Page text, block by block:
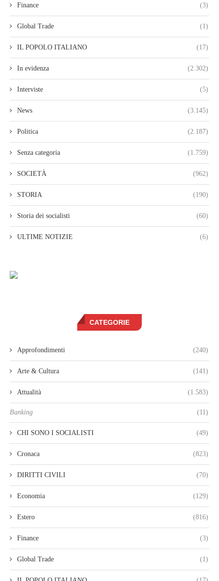
Finance (3)
Global Trade (1)
IL POPOLO ITALIANO (17)
In evidenza (2.302)
Interviste (5)
News (3.145)
Politica (2.187)
Senza categoria (1.759)
SOCIETÀ (962)
STORIA (190)
Storia dei socialisti (60)
ULTIME NOTIZIE (6)
CATEGORIE
Approfondimenti (240)
Arte & Cultura (141)
Attualità (1.583)
Banking (11)
CHI SONO I SOCIALISTI (49)
Cronaca (823)
DIRITTI CIVILI (70)
Economia (129)
Estero (816)
Finance (3)
Global Trade (1)